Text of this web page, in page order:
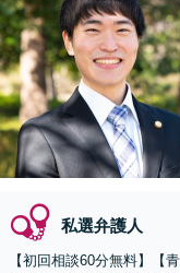
私選弁護人
【初回相談60分無料】【